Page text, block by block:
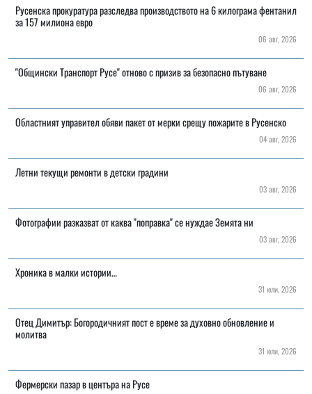
Русенска прокуратура разследва производството на 6 килограма фентанил
за 157 милиона евро
06 авг, 2026
"Общински Транспорт Русе" отново с призив за безопасно пътуване
06 авг, 2026
Областният управител обяви пакет от мерки срещу пожарите в Русенско
04 авг, 2026
Летни текущи ремонти в детски градини
03 авг, 2026
Фотографии разказват от каква "поправка" се нуждае Земята ни
03 авг, 2026
Хроника в малки истории…
31 юли, 2026
Отец Димитър: Богородичният пост е време за духовно обновление и
молитва
31 юли, 2026
Фермерски пазар в центъра на Русе